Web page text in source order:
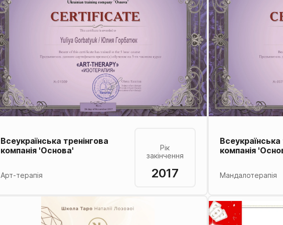
Всеукраїнська тренінгова
компанія 'Основа'
Арт-терапія
Рік
закінчення
2017
Всеукраїнська
компанія
Мандалотерапія